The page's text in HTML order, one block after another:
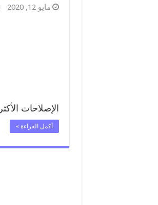
مايو 12, 2020
الإصلاحات
أكمل القراءة »